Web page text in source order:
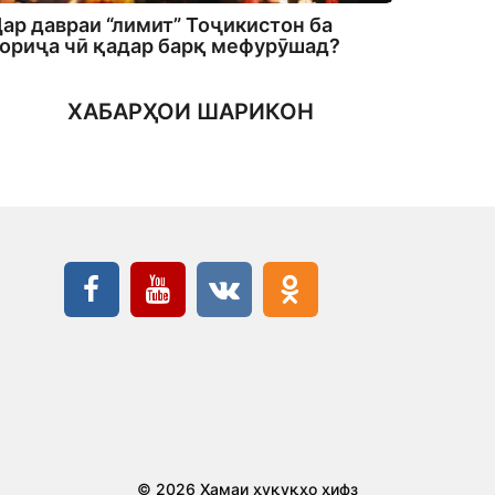
давраи “лимит” Тоҷикистон ба
чӣ қадар барқ мефурӯшад?
ХАБАРҲОИ ШАРИКОН
© 2026 Ҳамаи ҳуқуқҳо ҳифз